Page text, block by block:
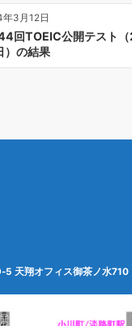
3月12日
回TOEIC公開テスト
）の結果
5 天翔オフィス御茶ノ水710